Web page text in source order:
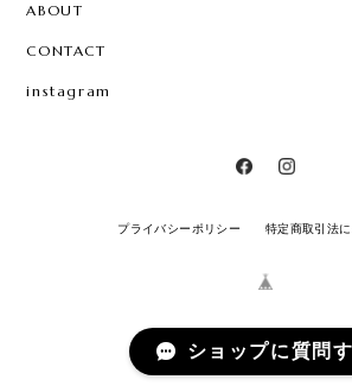
ABOUT
CONTACT
instagram
プライバシーポリシー 特定商取引法
ショップに質問